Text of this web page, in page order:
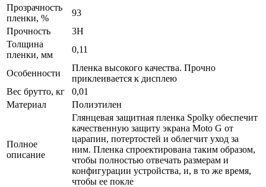
Прозрачность
пленки, %
93
Прочность
3H
Толщина
пленки, мм
0,11
Особенности
Пленка высокого качества. Прочно
приклеивается к дисплею
Вес брутто, кг
0,01
Материал
Полиэтилен
Полное
описание
Глянцевая защитная пленка Spolky обеспечит
качественную защиту экрана Moto G от
царапин, потертостей и облегчит уход за
ним. Пленка спроектирована таким образом,
чтобы полностью отвечать размерам и
конфигурации устройства, и, в то же время,
чтобы ее покле